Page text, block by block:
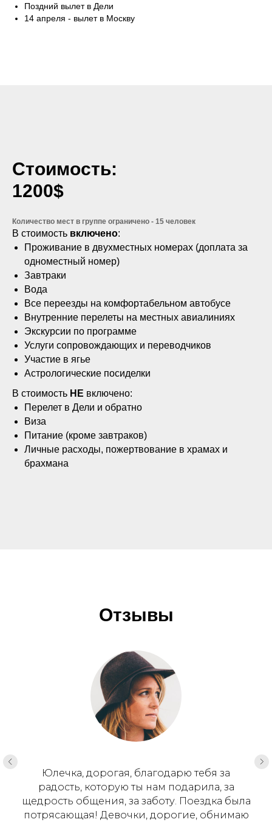
Поздний вылет в Дели
14 апреля - вылет в Москву
Стоимость:
1200$
Количество мест в группе ограничено - 15 человек
В стоимость включено:
Проживание в двухместных номерах (доплата за
одноместный номер)
Завтраки
Вода
Все переезды на комфортабельном автобусе
Внутренние перелеты на местных авиалиниях
Экскурсии по программе
Услуги сопровождающих и переводчиков
Участие в ягье
Астрологические посиделки
В стоимость НЕ включено:
Перелет в Дели и обратно
Виза
Питание (кроме завтраков)
Личные расходы, пожертвование в храмах и
брахмана
Отзывы
Юлечка, дорогая, благодарю тебя за
радость, которую ты нам подарила, за
щедрость общения, за заботу. Поездка была
потрясающая! Девочки, дорогие, обнимаю